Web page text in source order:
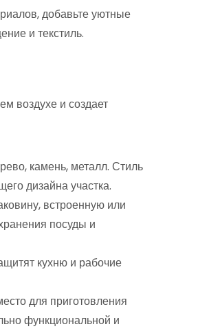
добавьте уютные
и текстиль.
воздухе и создает
камень, металл. Стиль
дизайна участка.
встроенную или
посуды и
кухню и рабочие
для приготовления
функциональной и